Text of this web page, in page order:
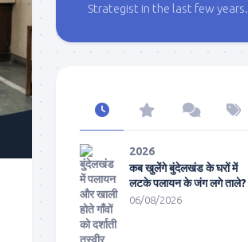
Strategist in the last few years.
2026
कब खुलेंगे बुंदेलखंड के घरों में
लटके पलायन के जंग लगे ताले?
06/08/2026